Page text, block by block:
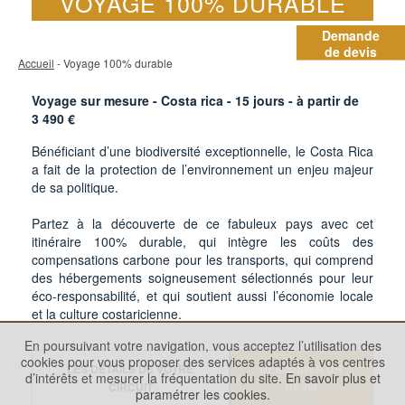
Demande
de devis
Accueil - Voyage 100% durable
Voyage sur mesure - Costa rica - 15 jours - à partir de
3 490 €
Bénéficiant d’une biodiversité exceptionnelle, le Costa Rica
a fait de la protection de l’environnement un enjeu majeur
de sa politique.
Partez à la découverte de ce fabuleux pays avec cet
itinéraire 100% durable, qui intègre les coûts des
compensations carbone pour les transports, qui comprend
des hébergements soigneusement sélectionnés pour leur
éco-responsabilité, et qui soutient aussi l’économie locale
et la culture costaricienne.
LES DÉTAILS DE VOTRE
CIRCUIT
DEMANDER UN
DEVIS
En poursuivant votre navigation, vous acceptez l’utilisation des
cookies pour vous proposer des services adaptés à vos centres
d’intérêts et mesurer la fréquentation du site. En savoir plus et
paramétrer les cookies.